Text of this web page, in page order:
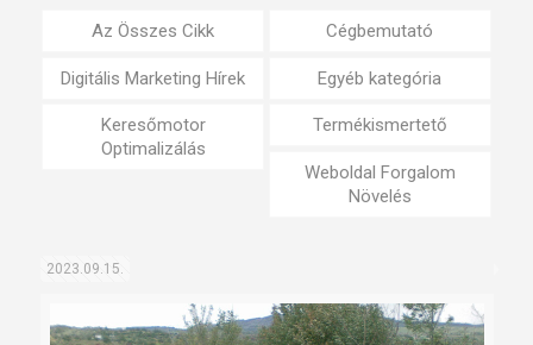
Az Összes Cikk Cégbemutató
Digitális Marketing Hírek Egyéb kategória
Keresőmotor
Optimalizálás
Termékismertető
Weboldal Forgalom
Növelés
2023.09.15.